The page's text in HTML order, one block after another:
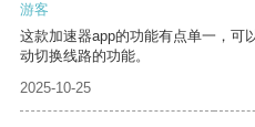
游客
这款加速器app的功能有点单一，可
动切换线路的功能。
2025-10-25